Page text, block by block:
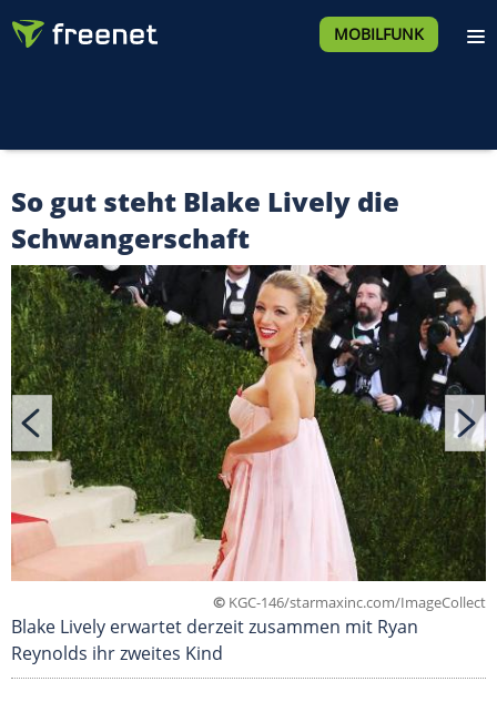
MOBILFUNK
So gut steht Blake Lively die
Schwangerschaft
© KGC-146/starmaxinc.com/ImageCollect
Blake Lively erwartet derzeit zusammen mit Ryan
Reynolds ihr zweites Kind